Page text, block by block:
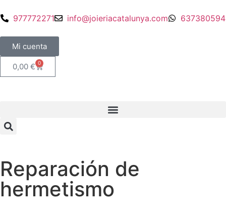
977772271 info@joieriacatalunya.com 637380594
Mi cuenta
0,00 € 0
Reparación de
hermetismo